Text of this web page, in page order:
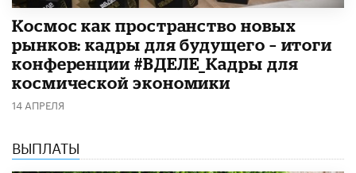
Космос как пространство новых
рынков: кадры для будущего – итоги
конференции #ВДЕЛЕ_Кадры для
космической экономики
14 АПРЕЛЯ
ВЫПЛАТЫ